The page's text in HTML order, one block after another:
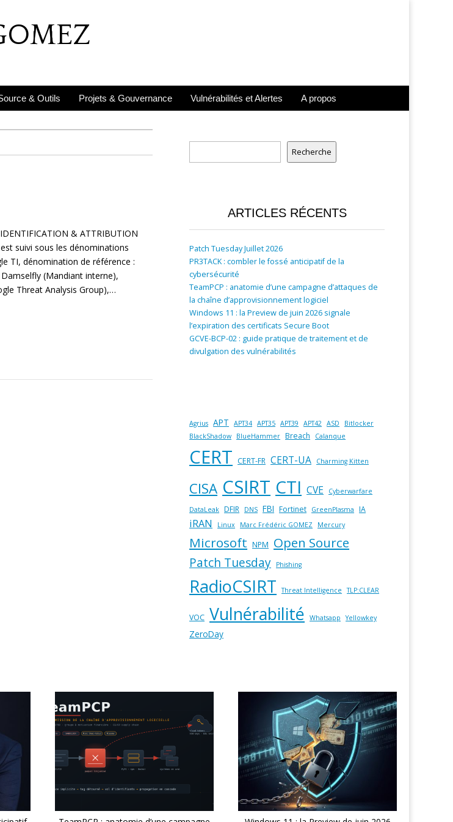
& Outils Projets & Gouvernance Vulnérabilités et Alertes A propos
& ATTRIBUTION
suivi sous les dénominations
TI, dénomination de référence :
(Mandiant interne),
Threat Analysis Group),…
Recherche
ARTICLES RÉCENTS
Patch Tuesday Juillet 2026
PR3TACK : combler le fossé anticipatif de la
cybersécurité
TeamPCP : anatomie d’une campagne d’attaques de
la chaîne d’approvisionnement logiciel
Windows 11 : la Preview de juin 2026 signale
l’expiration des certificats Secure Boot
GCVE-BCP-02 : guide pratique de traitement et de
divulgation des vulnérabilités
Agrius APT APT34 APT35 APT39 APT42 ASD
Bitlocker
BlackShadow
BlueHammer Breach Calanque
CERT CERT-FR CERT-UA Charming Kitten
CISA CSIRT CTI CVE Cyberwarfare
DataLeak DFIR DNS FBI Fortinet GreenPlasma IA
iRAN Linux Marc Frédéric GOMEZ Mercury
Microsoft NPM Open Source
Patch Tuesday Phishing
RadioCSIRT Threat Intelligence TLP:CLEAR
VOC Vulnérabilité Whatsapp Yellowkey
ZeroDay